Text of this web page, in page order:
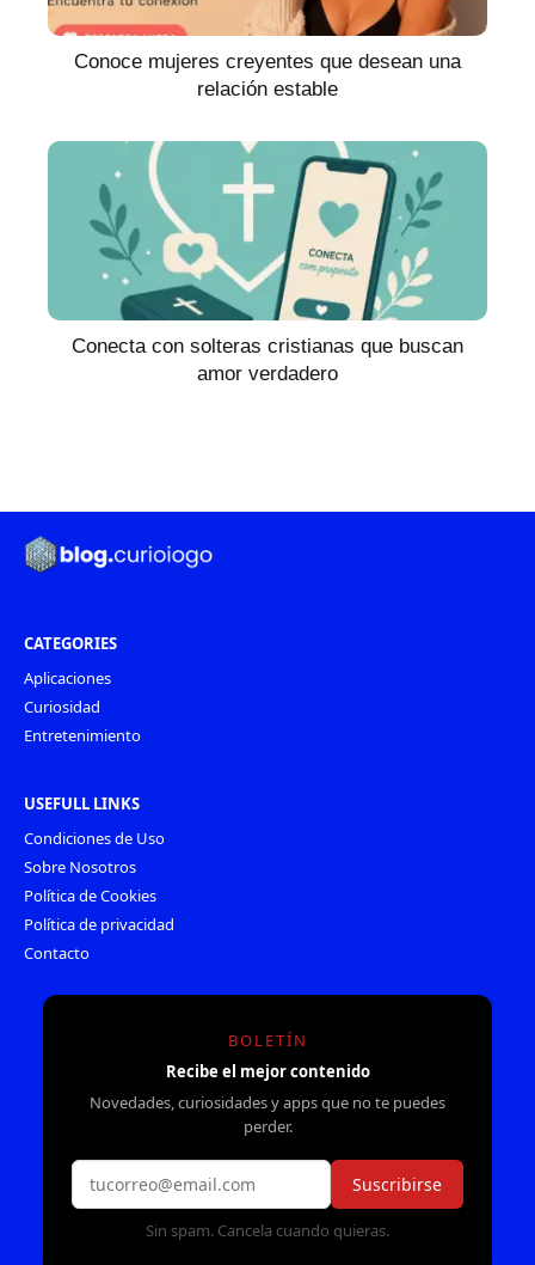
Conoce mujeres creyentes que desean una
relación estable
Conecta con solteras cristianas que buscan
amor verdadero
CATEGORIES
Aplicaciones
Curiosidad
Entretenimiento
USEFULL LINKS
Condiciones de Uso
Sobre Nosotros
Política de Cookies
Política de privacidad
Contacto
BOLETÍN
Recibe el mejor contenido
Novedades, curiosidades y apps que no te puedes
perder.
Suscribirse
Sin spam. Cancela cuando quieras.